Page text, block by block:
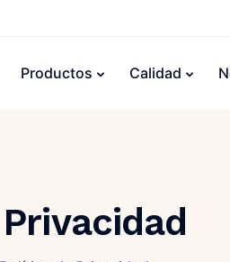
Productos Calidad